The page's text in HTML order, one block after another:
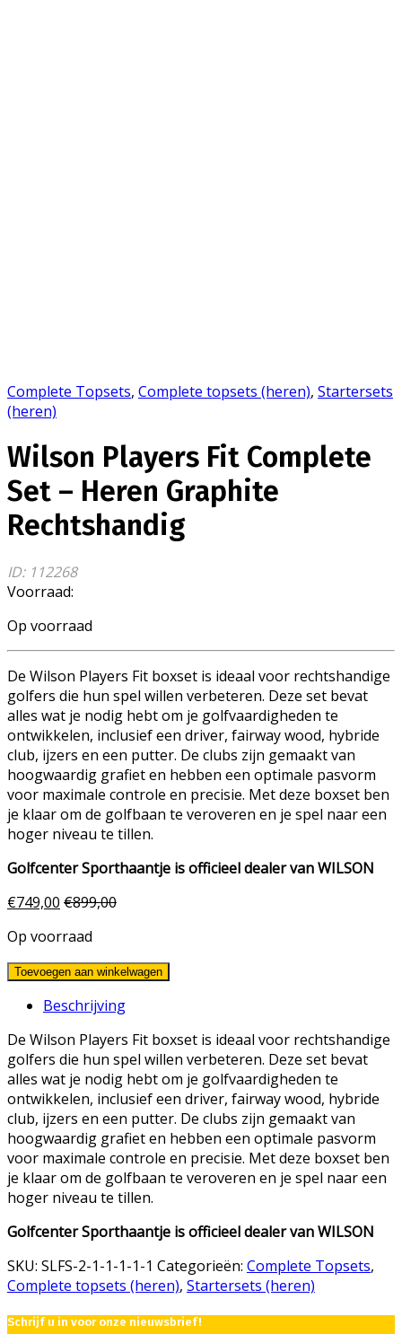
Complete Topsets, Complete topsets (heren), Startersets
(heren)
Wilson Players Fit Complete
Set – Heren Graphite
Rechtshandig
ID: 112268
Voorraad:
Op voorraad
De Wilson Players Fit boxset is ideaal voor rechtshandige
golfers die hun spel willen verbeteren. Deze set bevat
alles wat je nodig hebt om je golfvaardigheden te
ontwikkelen, inclusief een driver, fairway wood, hybride
club, ijzers en een putter. De clubs zijn gemaakt van
hoogwaardig grafiet en hebben een optimale pasvorm
voor maximale controle en precisie. Met deze boxset ben
je klaar om de golfbaan te veroveren en je spel naar een
hoger niveau te tillen.
Golfcenter Sporthaantje is officieel dealer van WILSON
€749,00 €899,00
Op voorraad
Toevoegen aan winkelwagen
Beschrijving
De Wilson Players Fit boxset is ideaal voor rechtshandige
golfers die hun spel willen verbeteren. Deze set bevat
alles wat je nodig hebt om je golfvaardigheden te
ontwikkelen, inclusief een driver, fairway wood, hybride
club, ijzers en een putter. De clubs zijn gemaakt van
hoogwaardig grafiet en hebben een optimale pasvorm
voor maximale controle en precisie. Met deze boxset ben
je klaar om de golfbaan te veroveren en je spel naar een
hoger niveau te tillen.
Golfcenter Sporthaantje is officieel dealer van WILSON
SKU: SLFS-2-1-1-1-1-1 Categorieën: Complete Topsets,
Complete topsets (heren), Startersets (heren)
Schrijf u in voor onze nieuwsbrief!